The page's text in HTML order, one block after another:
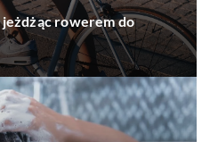
rowerem do